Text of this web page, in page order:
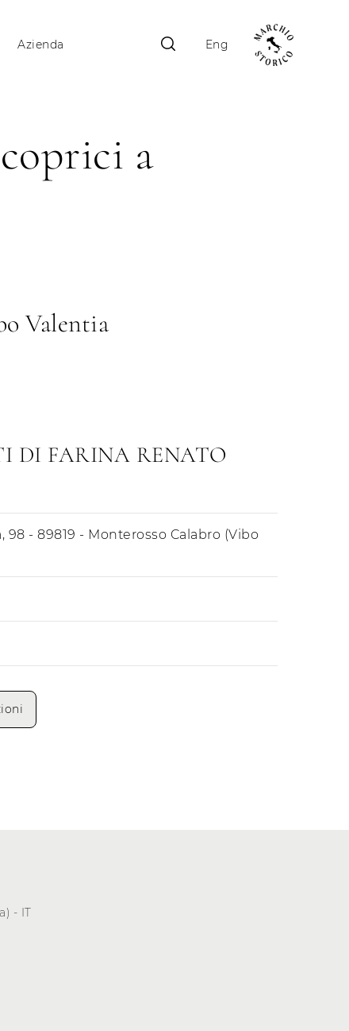
Azienda Eng
a
DI FARINA RENATO
98 - 89819 - Monterosso Calabro (Vibo
Valentia
- IT